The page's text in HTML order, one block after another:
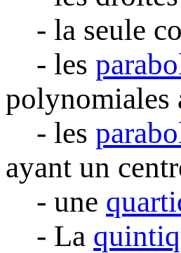
- la seule
- les
polynomiales
- les
ayant un
- une
- La